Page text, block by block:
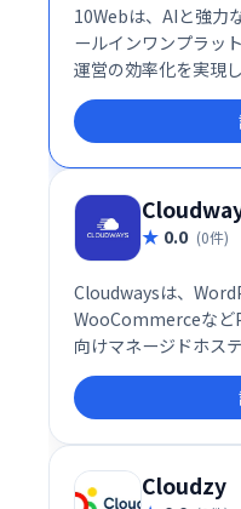
10Webは、AIと強力
ールインワンプラッ
運営の効率化を実現
単な操作性が魅力で
ては高い拡張性と効
らサイトを立ち上げ
い方に最適なサービ
0.0 (0件)
Cloudwaysは、
WooCommerceなど
向けマネージドホス
高速で信頼性の高い
提供し、お客様の
限に引き出します。
セキュリティも万全
す。
Cloudzy